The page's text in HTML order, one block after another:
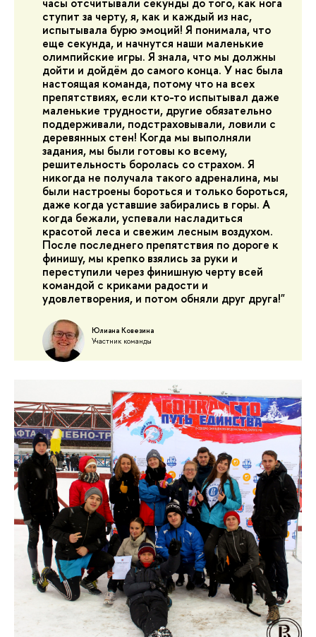
ступит за черту, я, как и каждый из нас,
испытывала бурю эмоций! Я понимала, что
еще секунда, и начнутся наши маленькие
олимпийские игры. Я знала, что мы должны
дойти и дойдём до самого конца. У нас была
настоящая команда, потому что на всех
препятствиях, если кто-то испытывал даже
маленькие трудности, другие обязательно
поддерживали, подстраховывали, ловили с
деревянных стен! Когда мы выполняли
задания, мы были готовы ко всему,
решительность боролась со страхом. Я
никогда не получала такого адреналина, мы
были настроены бороться и только бороться,
даже когда уставшие забирались в горы. А
когда бежали, успевали насладиться
красотой леса и свежим лесным воздухом.
После последнего препятствия по дороге к
финишу, мы крепко взялись за руки и
переступили через финишную черту всей
командой с криками радости и
удовлетворения, и потом обняли друг друга!"
Юлиана Ковезина
Участник команды